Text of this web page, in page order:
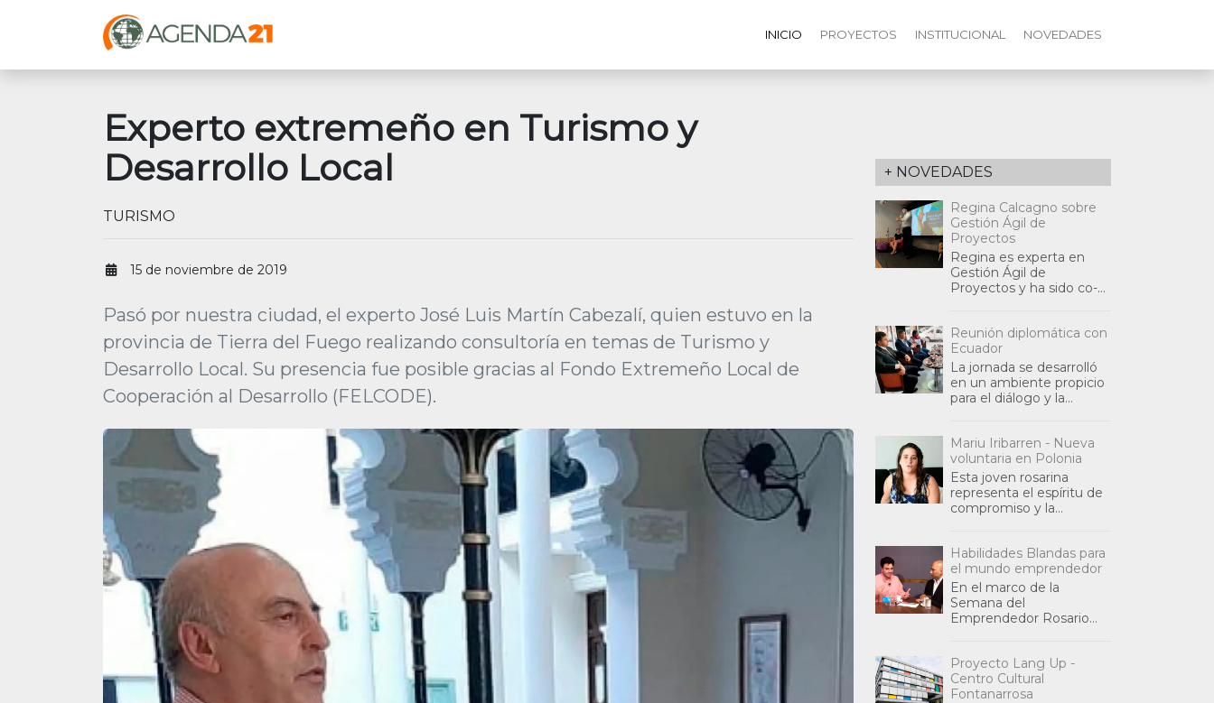
INICIO PROYECTOS INSTITUCIONAL NOVEDADES
Experto extremeño en Turismo y
Desarrollo Local
TURISMO
15 de noviembre de 2019
Pasó por nuestra ciudad, el experto José Luis Martín Cabezalí, quien estuvo en la
provincia de Tierra del Fuego realizando consultoría en temas de Turismo y
Desarrollo Local. Su presencia fue posible gracias al Fondo Extremeño Local de
Cooperación al Desarrollo (FELCODE).
+ NOVEDADES
Regina Calcagno sobre
Gestión Ágil de
Proyectos
Regina es experta en
Gestión Ágil de
Proyectos y ha sido co-
Global Siglo 21 (Rosario),
desde la cual ha partic
Reunión diplomática con
Ecuador
La jornada se desarrolló
en un ambiente propicio
para el diálogo y la
sentando las bases para
futuras inic
Mariu Iribarren - Nueva
voluntaria en Polonia
Esta joven rosarina
representa el espíritu de
compromiso y la
tender puentes de ayuda
y colaboración int
Habilidades Blandas para
el mundo emprendedor
En el marco de la
Semana del
Emprendedor Rosario
las habilidades blandas (o
habilidades sociales) y
Proyecto Lang Up -
Centro Cultural
Fontanarrosa